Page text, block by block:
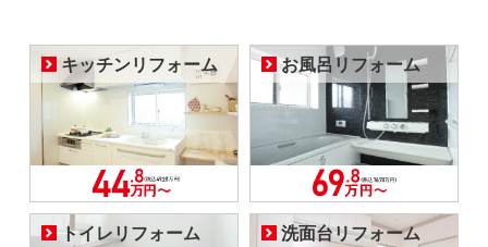
キッチンリフォーム お風呂リフォーム
トイレリフォーム 洗面台リフォーム